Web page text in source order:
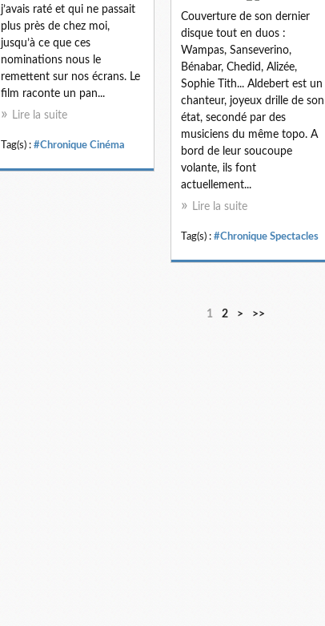
j’avais raté et qui ne passait
plus près de chez moi,
jusqu’à ce que ces
nominations nous le
remettent sur nos écrans. Le
film raconte un pan...
Lire la suite
Tag(s) : #Chronique Cinéma
Couverture de son dernier
disque tout en duos :
Wampas, Sanseverino,
Bénabar, Chedid, Alizée,
Sophie Tith... Aldebert est un
chanteur, joyeux drille de son
état, secondé par des
musiciens du même topo. A
bord de leur soucoupe
volante, ils font
actuellement...
Lire la suite
Tag(s) : #Chronique Spectacles
1 2 > >>